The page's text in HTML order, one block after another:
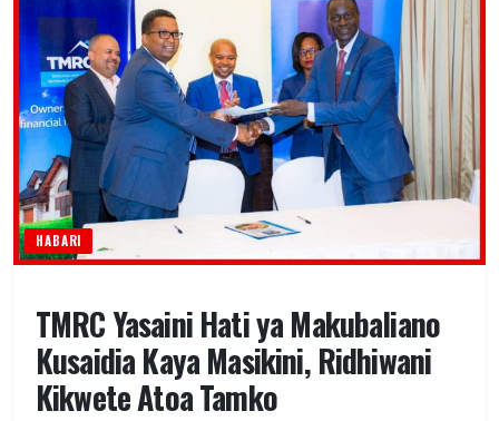
HABARI
TMRC Yasaini Hati ya Makubaliano
Kusaidia Kaya Masikini, Ridhiwani
Kikwete Atoa Tamko